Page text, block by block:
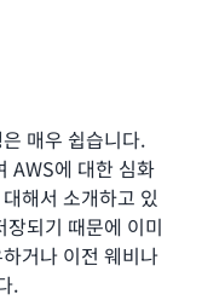
매우 쉽습니다.
AWS에 대한 심화
해서 소개하고 있
되기 때문에 이미
거나 이전 웨비나
.